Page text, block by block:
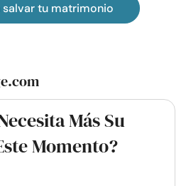
salvar tu matrimonio
Más Su
Momento?